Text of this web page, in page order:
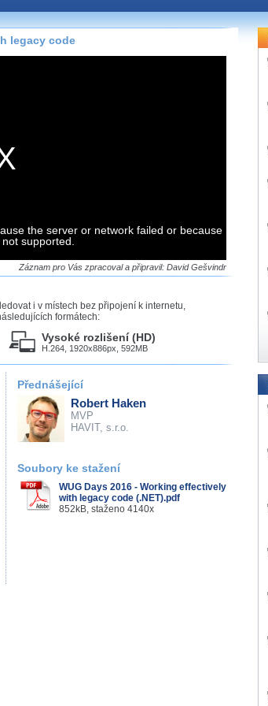
sledovat
5nebo
vybraných
legacy code
the server or network failed or because
supported.
Záznam pro Vás zpracoval a připravil: David Gešvindr
i v místech bez připojení k internetu,
formátech:
Vysoké rozlišení (HD)
H.264, 1920x886px, 592MB
Přednášející
Robert Haken
MVP
HAVIT, s.r.o.
Soubory ke stažení
WUG Days 2016 - Working effectively
with legacy code (.NET).pdf
852kB, staženo 4140x